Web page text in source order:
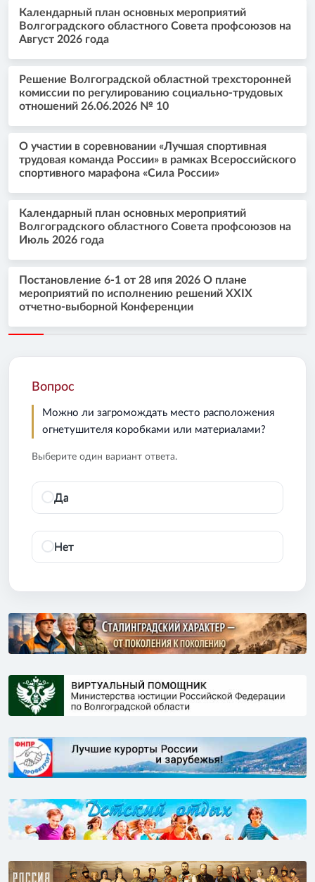
Календарный план основных мероприятий
Волгоградского областного Совета профсоюзов на
Август 2026 года
Решение Волгоградской областной трехсторонней
комиссии по регулированию социально-трудовых
отношений 26.06.2026 № 10
О участии в соревновании «Лучшая спортивная
трудовая команда России» в рамках Всероссийского
спортивного марафона «Сила России»
Календарный план основных мероприятий
Волгоградского областного Совета профсоюзов на
Июль 2026 года
Постановление 6-1 от 28 ипя 2026 О плане
мероприятий по исполнению решений XXIX
отчетно-выборной Конференции
Вопрос
Можно ли загромождать место расположения
огнетушителя коробками или материалами?
Выберите один вариант ответа.
Да
Нет